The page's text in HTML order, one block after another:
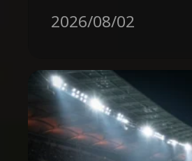
2026/08/02